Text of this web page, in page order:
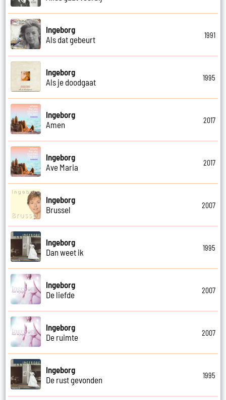
Ingeborg
Als dat gebeurt
1991
Ingeborg
Als je doodgaat
1995
Ingeborg
Amen
2017
Ingeborg
Ave Maria
2017
Ingeborg
Brussel
2007
Ingeborg
Dan weet ik
1995
Ingeborg
De liefde
2007
Ingeborg
De ruimte
2007
Ingeborg
De rust gevonden
1995